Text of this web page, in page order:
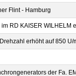
Flint - Hamburg
RD KAISER WILHELM
erhöht auf 850 U/
der Fa.